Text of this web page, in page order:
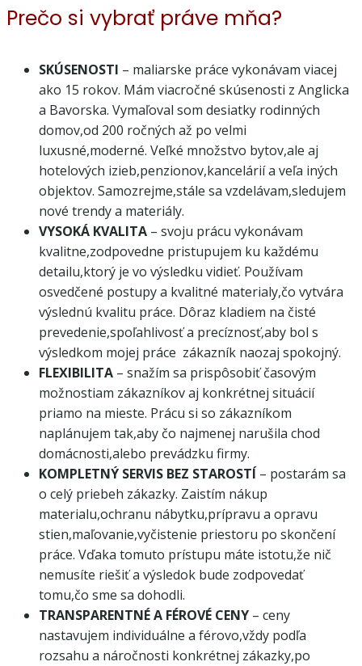
Prečo si vybrať práve mňa?
SKÚSENOSTI – maliarske práce vykonávam viacej
ako 15 rokov. Mám viacročné skúsenosti z Anglicka
a Bavorska. Vymaľoval som desiatky rodinných
domov,od 200 ročných až po velmi
luxusné,moderné. Veľké množstvo bytov,ale aj
hotelových izieb,penzionov,kancelárií a veľa iných
objektov. Samozrejme,stále sa vzdelávam,sledujem
nové trendy a materiály.
VYSOKÁ KVALITA – svoju prácu vykonávam
kvalitne,zodpovedne pristupujem ku každému
detailu,ktorý je vo výsledku vidieť. Používam
osvedčené postupy a kvalitné materialy,čo vytvára
výslednú kvalitu práce. Dôraz kladiem na čisté
prevedenie,spoľahlivosť a precíznosť,aby bol s
výsledkom mojej práce zákazník naozaj spokojný.
FLEXIBILITA – snažím sa prispôsobiť časovým
možnostiam zákazníkov aj konkrétnej situácií
priamo na mieste. Prácu si so zákazníkom
naplánujem tak,aby čo najmenej narušila chod
domácnosti,alebo prevádzku firmy.
KOMPLETNÝ SERVIS BEZ STAROSTÍ – postarám sa
o celý priebeh zákazky. Zaistím nákup
materialu,ochranu nábytku,prípravu a opravu
stien,maľovanie,vyčistenie priestoru po skončení
práce. Vďaka tomuto prístupu máte istotu,že nič
nemusíte riešiť a výsledok bude zodpovedať
tomu,čo sme sa dohodli.
TRANSPARENTNÉ A FÉROVÉ CENY – ceny
nastavujem individuálne a férovo,vždy podľa
rozsahu a náročnosti konkrétnej zákazky,po